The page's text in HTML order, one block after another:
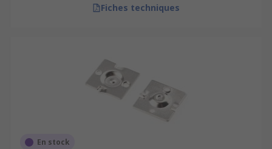
Fiches techniques
En stock